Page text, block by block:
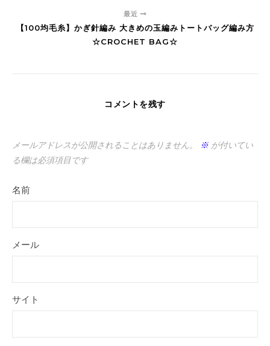
最近
【100均毛糸】かぎ針編み 大きめの玉編みトートバッグ編み方
☆CROCHET BAG☆
コメントを残す
メールアドレスが公開されることはありません。 ※が付いてい
る欄は必須項目です
名前
メール
サイト